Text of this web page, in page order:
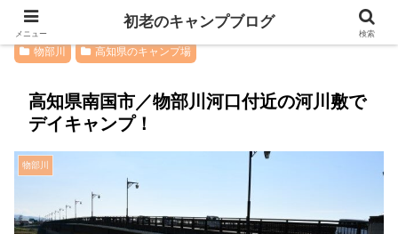
物部川 高知県のキャンプ場
高知県南国市／物部川河口付近の河川敷で
デイキャンプ！
物部川
メニュー
初老のキャンプブログ
検索